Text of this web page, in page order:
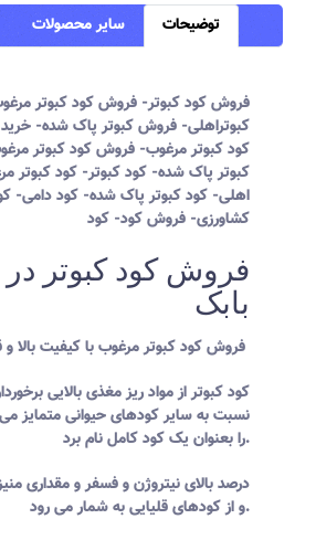
توضیحات سایر محصولات
فروش کود کبوتر- فروش کود کبوتر
کبوتراهلی- فروش کبوتر پاک شده-
کود کبوتر مرغوب- فروش کود کبوتر
کبوتر پاک شده- کود کبوتر- کود کبوتر
اهلی- کود کبوتر پاک شده- کود دامی-
کشاورزی- فروش کود- کود
فروش کود کبوتر
بابک
کود کبوتر از مواد ریز مغذی بالایی
نسبت به سایر کودهای حیوانی متمایز
را بعنوان یک کود کامل نام برد.
درصد بالای نیتروژن و فسفر و مقداری
و از کودهای قلیایی به شمار می رود.